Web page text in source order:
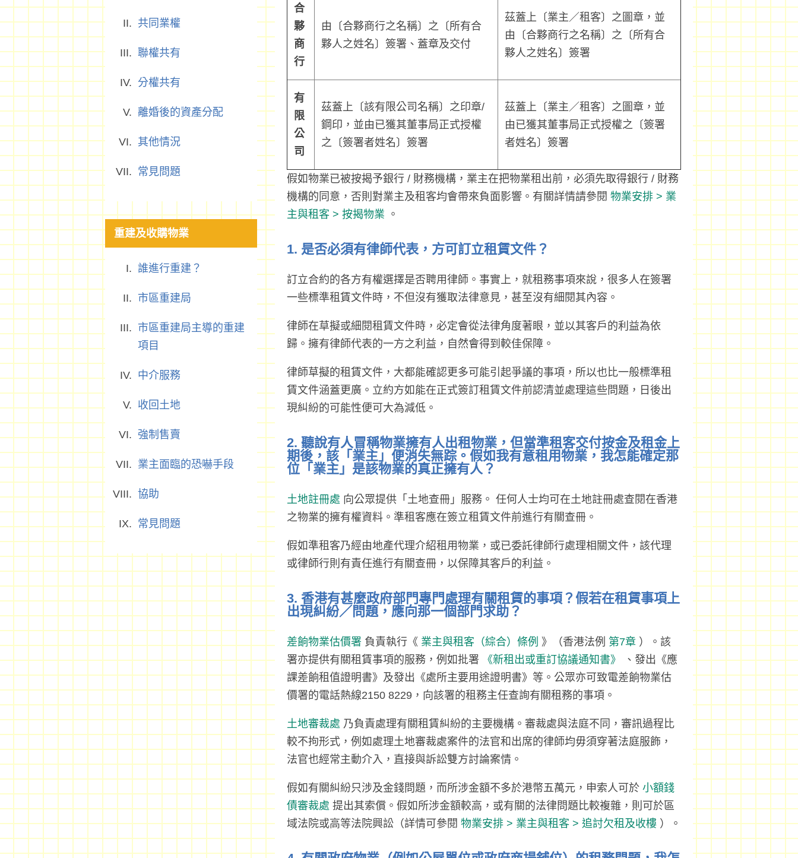
合
夥
商
行
由〔合夥商行之名稱〕之〔所有合
夥人之姓名〕簽署、蓋章及交付
茲蓋上〔業主／租客〕之圖章，並
由〔合夥商行之名稱〕之〔所有合
夥人之姓名〕簽署
有
限
公
司
茲蓋上〔該有限公司名稱〕之印章/
鋼印，並由已獲其董事局正式授權
之〔簽署者姓名〕簽署
茲蓋上〔業主／租客〕之圖章，並
由已獲其董事局正式授權之〔簽署
者姓名〕簽署
假如物業已被按揭予銀行 / 財務機構，業主在把物業租出前，必須先取得銀行 / 財務
機構的同意，否則對業主及租客均會帶來負面影響。有關詳情請參閱 物業安排 > 業
主與租客 > 按揭物業 。
1. 是否必須有律師代表，方可訂立租賃文件？
訂立合約的各方有權選擇是否聘用律師。事實上，就租務事項來說，很多人在簽署
一些標準租賃文件時，不但沒有獲取法律意見，甚至沒有細閱其內容。
律師在草擬或細閱租賃文件時，必定會從法律角度著眼，並以其客戶的利益為依
歸。擁有律師代表的一方之利益，自然會得到較佳保障。
律師草擬的租賃文件，大都能確認更多可能引起爭議的事項，所以也比一般標準租
賃文件涵蓋更廣。立約方如能在正式簽訂租賃文件前認清並處理這些問題，日後出
現糾紛的可能性便可大為減低。
2. 聽說有人冒稱物業擁有人出租物業，但當準租客交付按金及租金上
期後，該「業主」便消失無踪。假如我有意租用物業，我怎能確定那
位「業主」是該物業的真正擁有人？
土地註冊處 向公眾提供「土地查冊」服務。 任何人士均可在土地註冊處查閱在香港
之物業的擁有權資料。準租客應在簽立租賃文件前進行有關查冊。
假如準租客乃經由地產代理介紹租用物業，或已委託律師行處理相關文件，該代理
或律師行則有責任進行有關查冊，以保障其客戶的利益。
3. 香港有甚麼政府部門專門處理有關租賃的事項？假若在租賃事項上
出現糾紛／問題，應向那一個部門求助？
差餉物業估價署 負責執行《 業主與租客（綜合）條例 》（香港法例 第7章）。該
署亦提供有關租賃事項的服務，例如批署
《新租出或重訂協議通知書》
、發出《應
課差餉租值證明書》及發出《處所主要用途證明書》等。公眾亦可致電差餉物業估
價署的電話熱線2150 8229，向該署的租務主任查詢有關租務的事項。
土地審裁處 乃負責處理有關租賃糾紛的主要機構。審裁處與法庭不同，審訊過程比
較不拘形式，例如處理土地審裁處案件的法官和出席的律師均毋須穿著法庭服飾，
法官也經常主動介入，直接與訴訟雙方討論案情。
假如有關糾紛只涉及金錢問題，而所涉金額不多於港幣五萬元，申索人可於 小額錢
債審裁處 提出其索償。假如所涉金額較高，或有關的法律問題比較複雜，則可於區
域法院或高等法院興訟（詳情可參閱 物業安排 > 業主與租客 > 追討欠租及收樓）。
共同業權
聯權共有
分權共有
離婚後的資產分配
其他情況
常見問題
重建及收購物業
誰進行重建？
市區重建局
市區重建局主導的重建
項目
中介服務
收回土地
強制售賣
業主面臨的恐嚇手段
協助
常見問題